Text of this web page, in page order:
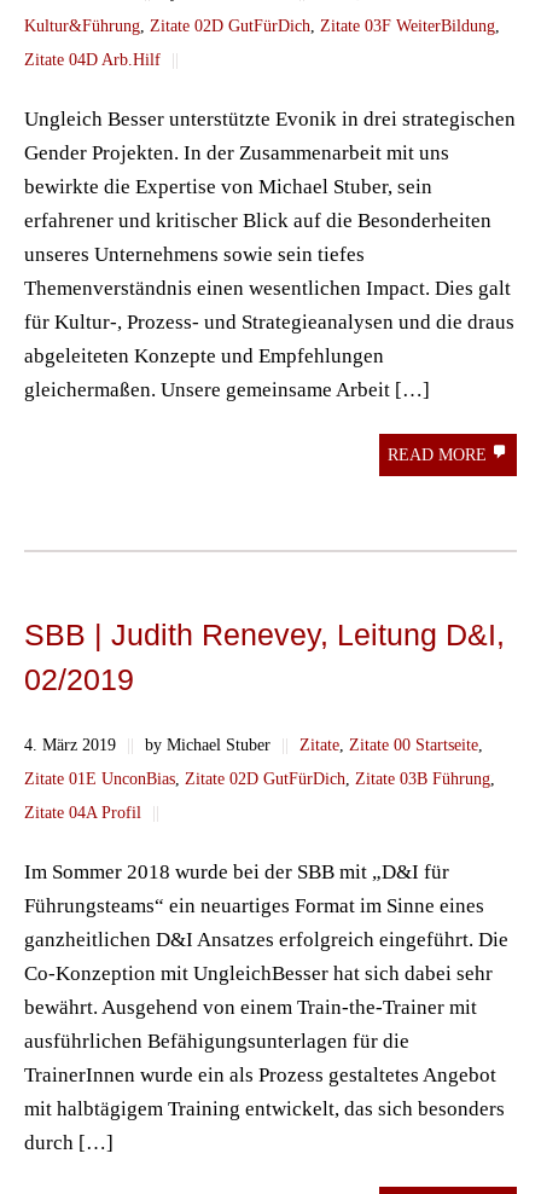
Kultur&Führung Zitate 02D GutFürDich Zitate 03F WeiterBildung
Zitate 04D Arb.Hilf
||
Ungleich Besser unterstützte Evonik in drei strategischen
Gender Projekten. In der Zusammenarbeit mit uns
bewirkte die Expertise von Michael Stuber, sein
erfahrener und kritischer Blick auf die Besonderheiten
unseres Unternehmens sowie sein tiefes
Themenverständnis einen wesentlichen Impact. Dies galt
für Kultur-, Prozess- und Strategieanalysen und die draus
abgeleiteten Konzepte und Empfehlungen
gleichermaßen. Unsere gemeinsame Arbeit […]
READ MORE
SBB | Judith Renevey, Leitung D&I,
02/2019
4. März 2019 || by Michael Stuber || Zitate, Zitate 00 Startseite,
Zitate 01E UnconBias, Zitate 02D GutFürDich, Zitate 03B Führung,
Zitate 04A Profil
||
Im Sommer 2018 wurde bei der SBB mit „D&I für
Führungsteams“ ein neuartiges Format im Sinne eines
ganzheitlichen D&I Ansatzes erfolgreich eingeführt. Die
Co-Konzeption mit UngleichBesser hat sich dabei sehr
bewährt. Ausgehend von einem Train-the-Trainer mit
ausführlichen Befähigungsunterlagen für die
TrainerInnen wurde ein als Prozess gestaltetes Angebot
mit halbtägigem Training entwickelt, das sich besonders
durch […]